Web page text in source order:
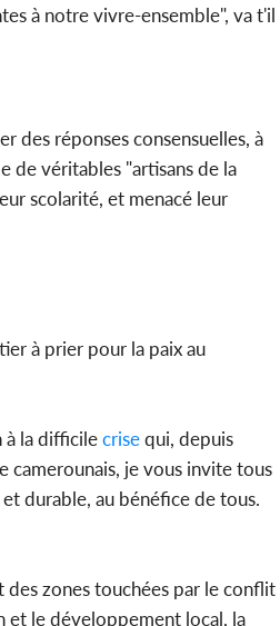
à notre vivre-ensemble", va t'il
des réponses consensuelles, à
de véritables "artisans de la
scolarité, et menacé leur
à prier pour la paix au
à la difficilecrisequi, depuis
camerounais, je vous invite tous
durable, au bénéfice de tous.
des zones touchées par le conflit
et le développement local, la